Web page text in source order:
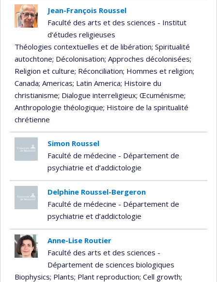
Jean-François Roussel
Faculté des arts et des sciences - Institut
d'études religieuses
Théologies contextuelles et de libération; Spiritualité
autochtone; Décolonisation; Approches décolonisées;
Religion et culture; Réconciliation; Hommes et religion;
Canada; Americas; Latin America; Histoire du
christianisme; Dialogue interreligieux; Œcuménisme;
Anthropologie théologique; Histoire de la spiritualité
chrétienne
Simon Roussel
Faculté de médecine - Département de
psychiatrie et d’addictologie
Delphine Roussel-Bergeron
Faculté de médecine - Département de
psychiatrie et d’addictologie
Anne-Lise Routier
Faculté des arts et des sciences -
Département de sciences biologiques
Biophysics; Plants; Plant reproduction; Cell growth;